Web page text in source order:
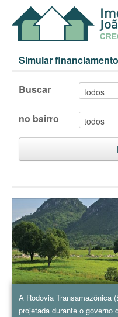
Simular financiamento
Buscar
no bairro
A Rodovia Transamazônica
projetada durante o